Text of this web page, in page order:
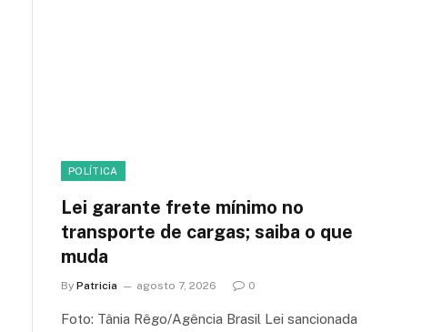
POLÍTICA
Lei garante frete mínimo no
transporte de cargas; saiba o que
muda
By Patricia agosto 7, 2026 0
Foto: Tânia Rêgo/Agência Brasil Lei sancionada